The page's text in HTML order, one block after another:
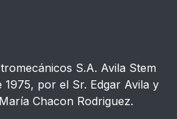
S.A. Avila Stem
por el Sr. Edgar Avila y
Chacon Rodriguez.